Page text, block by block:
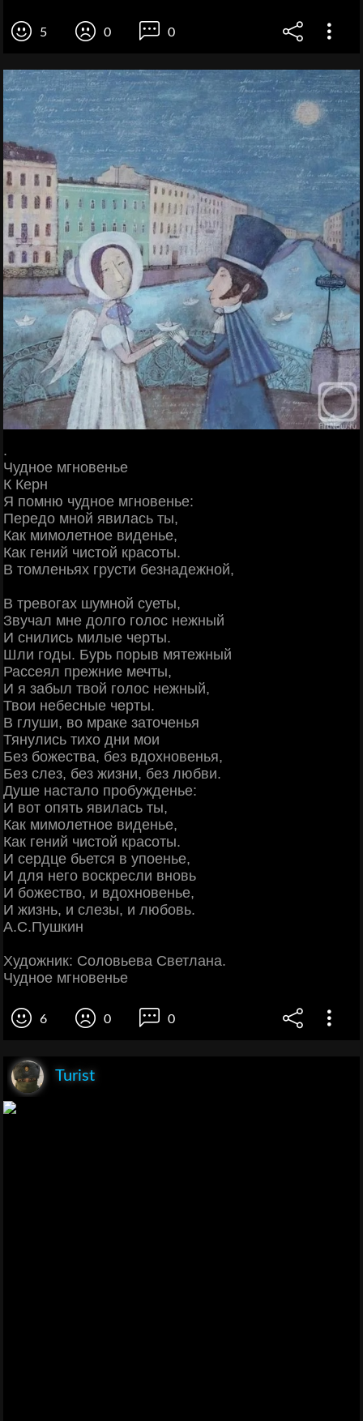
5 0 0
.
Чудное мгновенье
К Керн
Я помню чудное мгновенье:
Передо мной явилась ты,
Как мимолетное виденье,
Как гений чистой красоты.
В томленьях грусти безнадежной,
В тревогах шумной суеты,
Звучал мне долго голос нежный
И снились милые черты.
Шли годы. Бурь порыв мятежный
Рассеял прежние мечты,
И я забыл твой голос нежный,
Твои небесные черты.
В глуши, во мраке заточенья
Тянулись тихо дни мои
Без божества, без вдохновенья,
Без слез, без жизни, без любви.
Душе настало пробужденье:
И вот опять явилась ты,
Как мимолетное виденье,
Как гений чистой красоты.
И сердце бьется в упоенье,
И для него воскресли вновь
И божество, и вдохновенье,
И жизнь, и слезы, и любовь.
А.С.Пушкин
Художник: Соловьева Светлана.
Чудное мгновенье
6 0 0
Turist